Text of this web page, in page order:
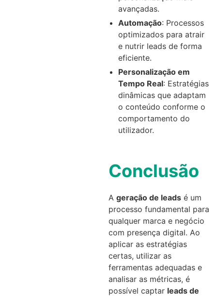
avançadas.
Automação: Processos
optimizados para atrair
e nutrir leads de forma
eficiente.
Personalização em
Tempo Real: Estratégias
dinâmicas que adaptam
o conteúdo conforme o
comportamento do
utilizador.
Conclusão
A geração de leads é um
processo fundamental para
qualquer marca e negócio
com presença digital. Ao
aplicar as estratégias
certas, utilizar as
ferramentas adequadas e
analisar as métricas, é
possível captar leads de